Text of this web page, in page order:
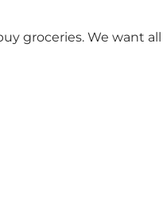
groceries. We want